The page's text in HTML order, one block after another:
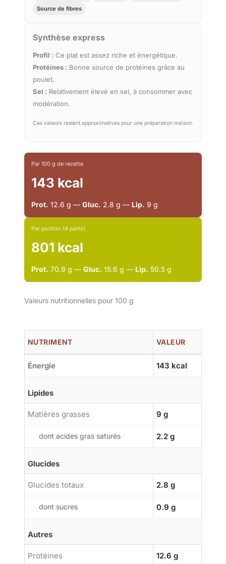
Source de fibres
Synthèse express
Profil : Ce plat est assez riche et énergétique.
Protéines : Bonne source de protéines grâce au
poulet.
Sel : Relativement élevé en sel, à consommer avec
modération.
Ces valeurs restent approximatives pour une préparation maison.
Par 100 g de recette
143 kcal
Prot. 12.6 g — Gluc. 2.8 g — Lip. 9 g
Par portion (4 parts)
801 kcal
Prot. 70.9 g — Gluc. 15.6 g — Lip. 50.5 g
Valeurs nutritionnelles pour 100 g
NUTRIMENT VALEUR
Énergie 143 kcal
Lipides
Matières grasses 9 g
dont acides gras saturés 2.2 g
Glucides
Glucides totaux 2.8 g
dont sucres 0.9 g
Autres
Protéines 12.6 g